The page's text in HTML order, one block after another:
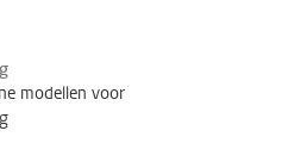
modellen voor